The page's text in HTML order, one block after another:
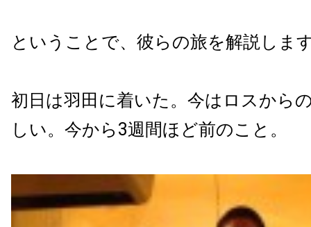
ということで、彼らの旅を解説しま
初日は羽田に着いた。今はロスから
しい。今から3週間ほど前のこと。